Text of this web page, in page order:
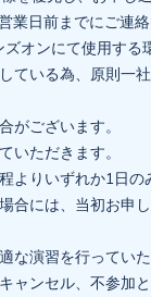
業日前までにご連
オンにて使用する
ている為、原則一
がございます。
ただきます。
よりいずれか1日の
合には、当初お申
な演習を行ってい
ンセル、不参加と